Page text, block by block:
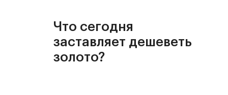
Что сегодня
заставляет дешеветь
золото?